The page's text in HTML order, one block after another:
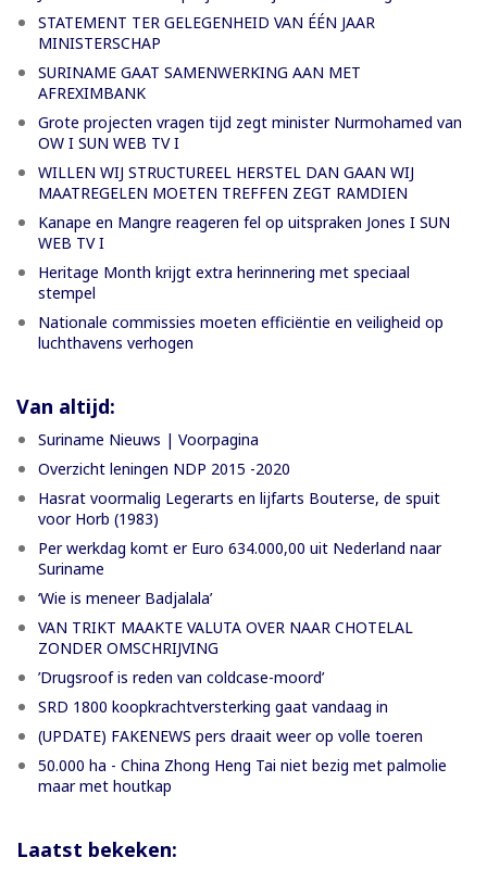
STATEMENT TER GELEGENHEID VAN ÉÉN JAAR
MINISTERSCHAP
SURINAME GAAT SAMENWERKING AAN MET
AFREXIMBANK
Grote projecten vragen tijd zegt minister Nurmohamed van
OW I SUN WEB TV I
WILLEN WIJ STRUCTUREEL HERSTEL DAN GAAN WIJ
MAATREGELEN MOETEN TREFFEN ZEGT RAMDIEN
Kanape en Mangre reageren fel op uitspraken Jones I SUN
WEB TV I
Heritage Month krijgt extra herinnering met speciaal
stempel
Nationale commissies moeten efficiëntie en veiligheid op
luchthavens verhogen
Van altijd:
Suriname Nieuws | Voorpagina
Overzicht leningen NDP 2015 -2020
Hasrat voormalig Legerarts en lijfarts Bouterse, de spuit
voor Horb (1983)
Per werkdag komt er Euro 634.000,00 uit Nederland naar
Suriname
‘Wie is meneer Badjalala’
VAN TRIKT MAAKTE VALUTA OVER NAAR CHOTELAL
ZONDER OMSCHRIJVING
’Drugsroof is reden van coldcase-moord’
SRD 1800 koopkrachtversterking gaat vandaag in
(UPDATE) FAKENEWS pers draait weer op volle toeren
50.000 ha - China Zhong Heng Tai niet bezig met palmolie
maar met houtkap
Laatst bekeken: